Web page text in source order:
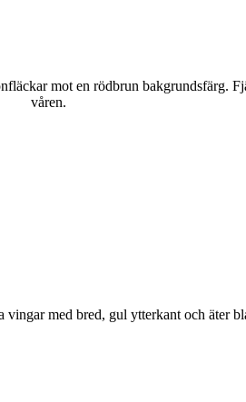
mot en rödbrun bakgrundsfärg.
våren.
med bred, gul ytterkant och äter